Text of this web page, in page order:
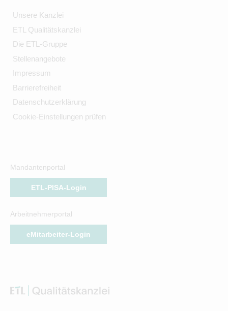
Unsere Kanzlei
ETL Qualitätskanzlei
Die ETL-Gruppe
Stellenangebote
Impressum
Barrierefreiheit
Datenschutzerklärung
Cookie-Einstellungen prüfen
Mandantenportal
ETL-PISA-Login
Arbeitnehmerportal
eMitarbeiter-Login